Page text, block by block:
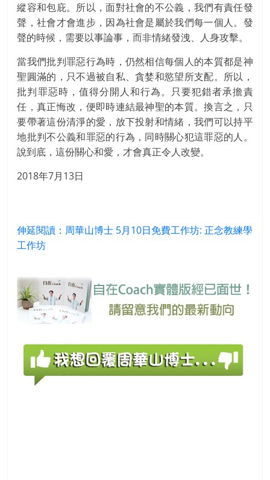
縱容和包庇。所以，面對社會的不公義，我們有責任發
聲，社會才會進步，因為社會是屬於我們每一個人。發
聲的時候，需要以事論事，而非情緒發洩、人身攻擊。
當我們批判罪惡行為時，仍然相信每個人的本質都是神
聖圓滿的，只不過被自私、貪婪和慾望所支配。所以，
批判罪惡時，值得分開人和行為。只要犯錯者承擔責
任，真正悔改，便即時連結最神聖的本質。換言之，只
要帶著這份清淨的愛，放下投射和情緒，我們可以持平
地批判不公義和罪惡的行為，同時關心犯這罪惡的人。
說到底，這份關心和愛，才會真正令人改變。
2018年7月13日
伸延閱讀：周華山博士 5月10日免費工作坊: 正念教練學
工作坊